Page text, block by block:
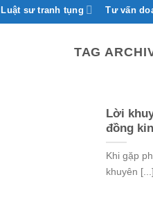
Luật sư tranh tụng Tư vấn
TAG
Lời
đồng
Khi gặp
khuyên [...]